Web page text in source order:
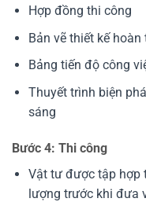
Hợp đồng thi công
Bản vẽ thiết kế hoàn
Bảng tiến độ công
Thuyết trình biện
sáng
Bước 4: Thi công
Vật tư được tập hợp
lượng trước khi đưa